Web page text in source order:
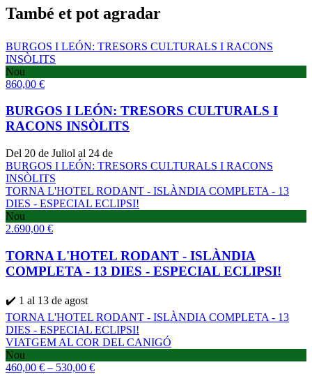
També et pot agradar
BURGOS I LEÓN: TRESORS CULTURALS I RACONS
INSÒLITS
Nou
860,00 €
BURGOS I LEÓN: TRESORS CULTURALS I
RACONS INSÒLITS
Del 20 de Juliol al 24 de
BURGOS I LEÓN: TRESORS CULTURALS I RACONS
INSÒLITS
TORNA L'HOTEL RODANT - ISLÀNDIA COMPLETA - 13
DIES - ESPECIAL ECLIPSI!
Nou
2.690,00 €
TORNA L'HOTEL RODANT - ISLÀNDIA
COMPLETA - 13 DIES - ESPECIAL ECLIPSI!
✔️ 1 al 13 de agost
TORNA L'HOTEL RODANT - ISLÀNDIA COMPLETA - 13
DIES - ESPECIAL ECLIPSI!
VIATGEM AL COR DEL CANIGÓ
Nou
460,00 € – 530,00 €